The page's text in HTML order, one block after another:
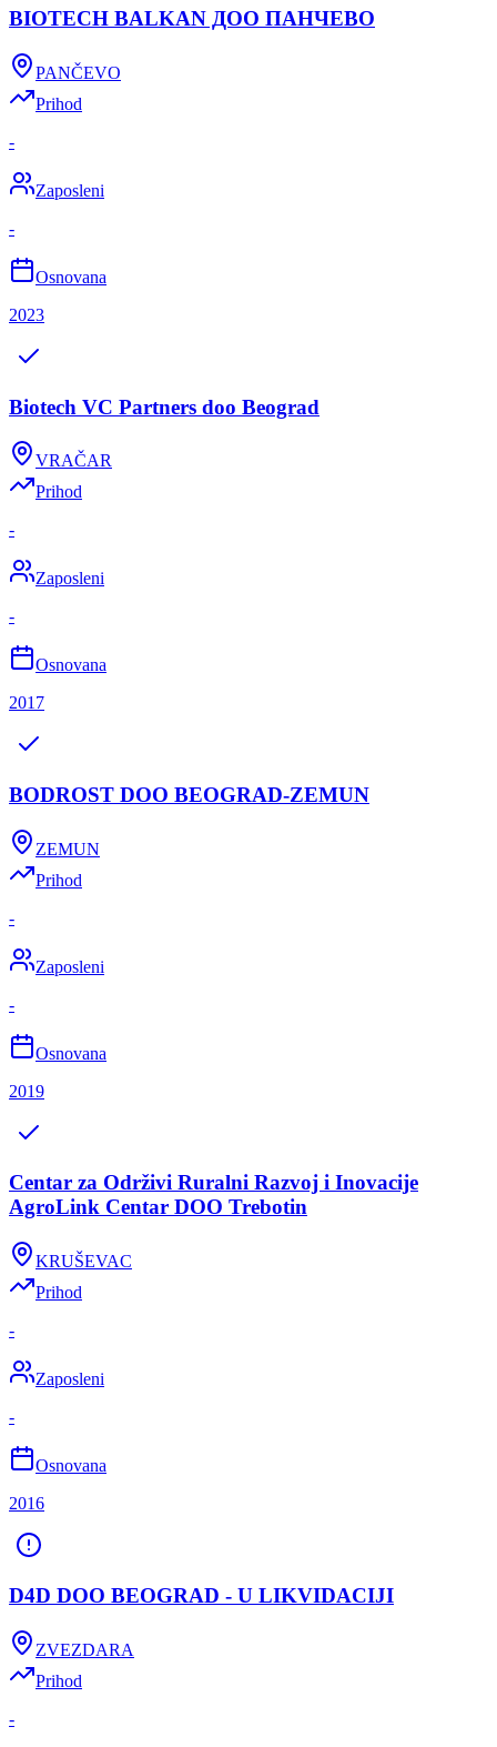
BIOTECH BALKAN ДОО ПАНЧЕВО
PANČEVO
Prihod
-
Zaposleni
-
Osnovana
2023
Biotech VC Partners doo Beograd
VRAČAR
Prihod
-
Zaposleni
-
Osnovana
2017
BODROST DOO BEOGRAD-ZEMUN
ZEMUN
Prihod
-
Zaposleni
-
Osnovana
2019
Centar za Održivi Ruralni Razvoj i Inovacije
AgroLink Centar DOO Trebotin
KRUŠEVAC
Prihod
-
Zaposleni
-
Osnovana
2016
D4D DOO BEOGRAD - U LIKVIDACIJI
ZVEZDARA
Prihod
-